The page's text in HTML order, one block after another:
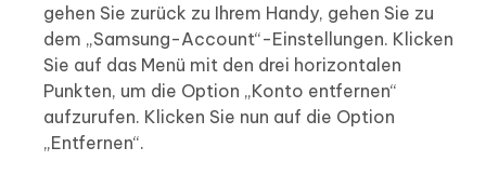
gehen Sie zurück zu Ihrem Handy, gehen Sie zu
dem „Samsung-Account“-Einstellungen. Klicken
Sie auf das Menü mit den drei horizontalen
Punkten, um die Option „Konto entfernen“
aufzurufen. Klicken Sie nun auf die Option
„Entfernen“.